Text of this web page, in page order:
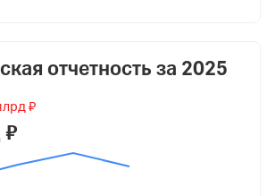
ОБЩЕСТВО "СК ГРУПП"
отчетность за 2025
₽
₽